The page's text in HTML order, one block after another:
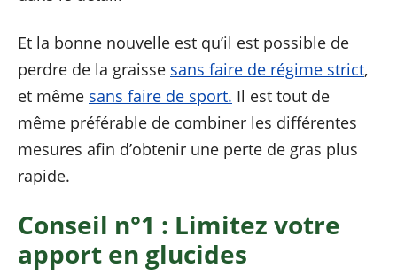
Et la bonne nouvelle est qu’il est possible de
perdre de la graisse sans faire de régime strict,
et même sans faire de sport. Il est tout de
même préférable de combiner les différentes
mesures afin d’obtenir une perte de gras plus
rapide.
Conseil n°1 : Limitez votre
apport en glucides